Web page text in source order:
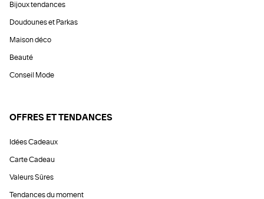
Bijoux tendances
Doudounes et Parkas
Maison déco
Beauté
Conseil Mode
OFFRES ET TENDANCES
Idées Cadeaux
Carte Cadeau
Valeurs Sûres
Tendances du moment